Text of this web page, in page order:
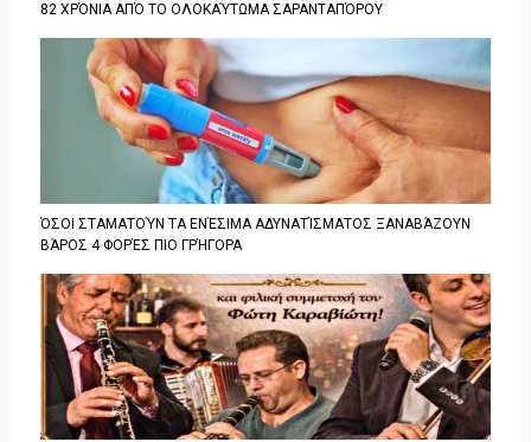
82 ΧΡΌΝΙΑ ΑΠΌ ΤΟ ΟΛΟΚΑΎΤΩΜΑ ΣΑΡΑΝΤΑΠΌΡΟΥ
ΌΣΟΙ ΣΤΑΜΑΤΟΎΝ ΤΑ ΕΝΈΣΙΜΑ ΑΔΥΝΑΤΊΣΜΑΤΟΣ ΞΑΝΑΒΆΖΟΥΝ
ΒΆΡΟΣ 4 ΦΟΡΈΣ ΠΙΟ ΓΡΉΓΟΡΑ